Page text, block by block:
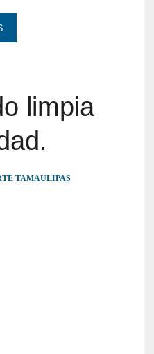
limpia
TAMAULIPAS